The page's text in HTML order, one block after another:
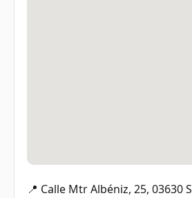
📍 Calle Mtr Albéniz, 25, 03630